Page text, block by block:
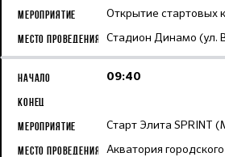
Открытие стартовых
Стадион Динамо (ул.
09:40
Старт Элита SPRINT
Акватория